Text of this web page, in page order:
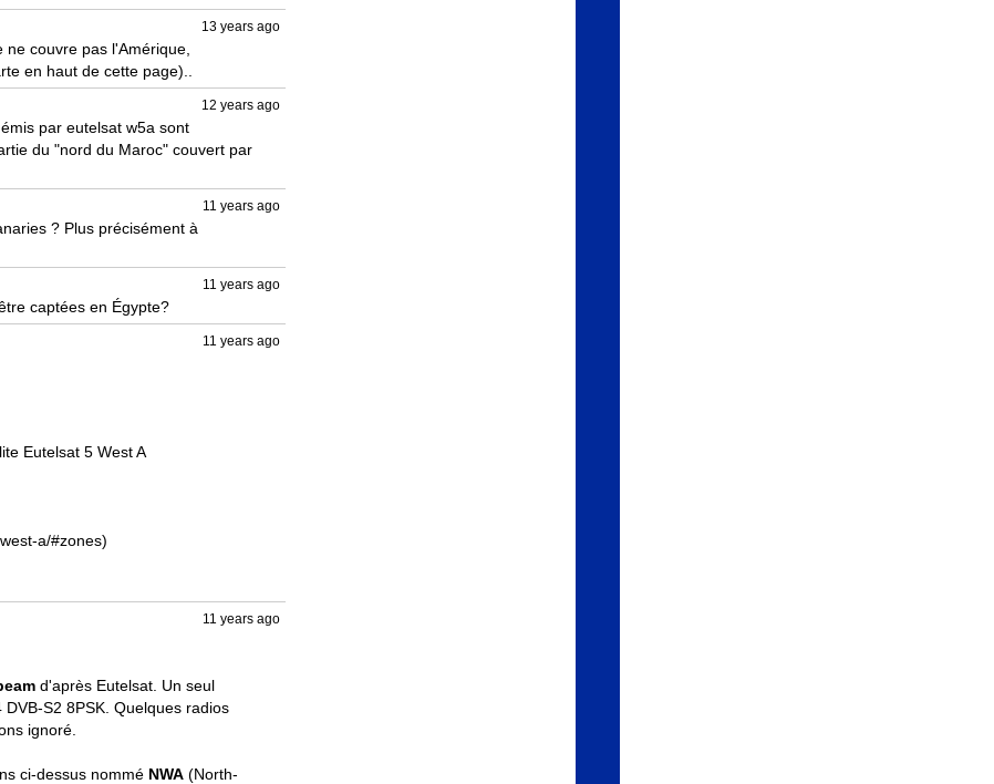
13 years ago
couvre pas l'Amérique,
en haut de cette page)..
12 years ago
par eutelsat w5a sont
du "nord du Maroc" couvert par
11 years ago
? Plus précisément à
11 years ago
captées en Égypte?
11 years ago
Eutelsat 5 West A
a/#zones)
11 years ago
d'après Eutelsat. Un seul
S2 8PSK. Quelques radios
ignoré.
ci-dessus nommé NWA (North-